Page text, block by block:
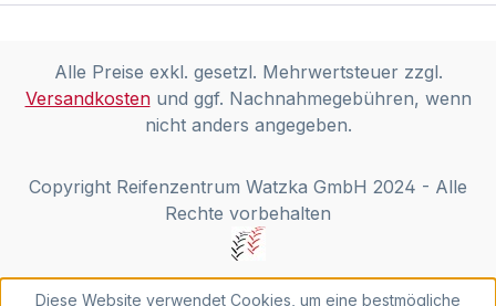
Alle Preise exkl. gesetzl. Mehrwertsteuer zzgl.
Versandkostenund ggf. Nachnahmegebühren, wenn
nicht anders angegeben.
Copyright Reifenzentrum Watzka GmbH 2024 - Alle
Rechte vorbehalten
Diese Website verwendet Cookies, um eine bestmögliche